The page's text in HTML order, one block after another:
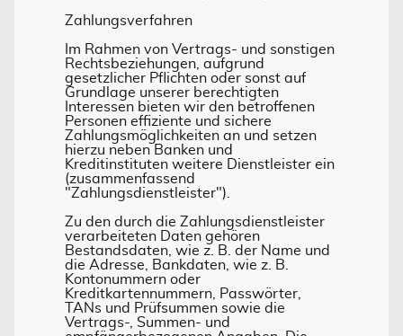
Zahlungsverfahren
Im Rahmen von Vertrags- und sonstigen
Rechtsbeziehungen, aufgrund
gesetzlicher Pflichten oder sonst auf
Grundlage unserer berechtigten
Interessen bieten wir den betroffenen
Personen effiziente und sichere
Zahlungsmöglichkeiten an und setzen
hierzu neben Banken und
Kreditinstituten weitere Dienstleister ein
(zusammenfassend
"Zahlungsdienstleister").
Zu den durch die Zahlungsdienstleister
verarbeiteten Daten gehören
Bestandsdaten, wie z. B. der Name und
die Adresse, Bankdaten, wie z. B.
Kontonummern oder
Kreditkartennummern, Passwörter,
TANs und Prüfsummen sowie die
Vertrags-, Summen- und